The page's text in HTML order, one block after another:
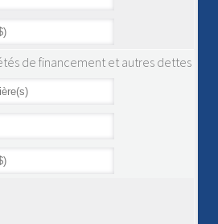
de financement et autres dettes